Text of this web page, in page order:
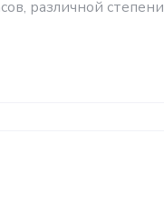
различной степени